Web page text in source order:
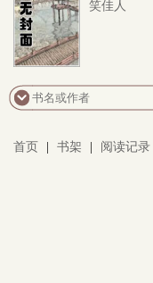
笑佳人
首页 书架 阅读记录